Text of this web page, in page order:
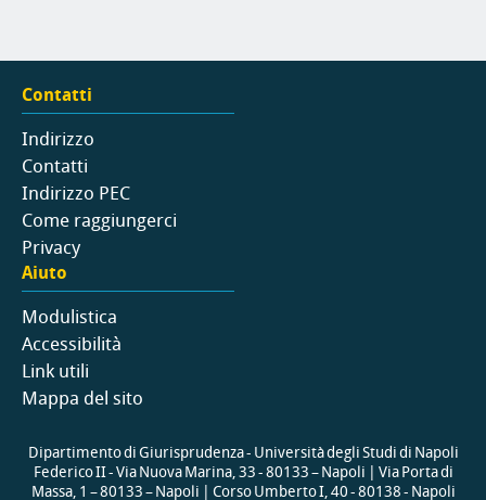
Contatti
Indirizzo
Contatti
Indirizzo PEC
Come raggiungerci
Privacy
Aiuto
Modulistica
Accessibilità
Link utili
Mappa del sito
Dipartimento di Giurisprudenza - Università degli Studi di Napoli
Federico II - Via Nuova Marina, 33 - 80133 – Napoli | Via Porta di
Massa, 1 – 80133 – Napoli | Corso Umberto I, 40 - 80138 - Napoli